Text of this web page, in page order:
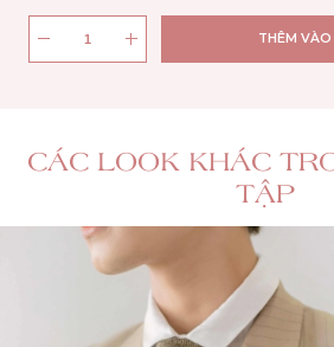
THÊM VÀO
CÁC LOOK KHÁC
TẬP